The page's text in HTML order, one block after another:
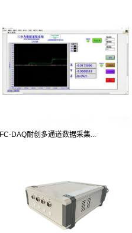
FC-DAQ耐创多通道数据采集...